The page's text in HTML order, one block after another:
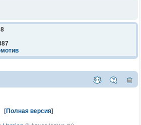
[Полная версия]